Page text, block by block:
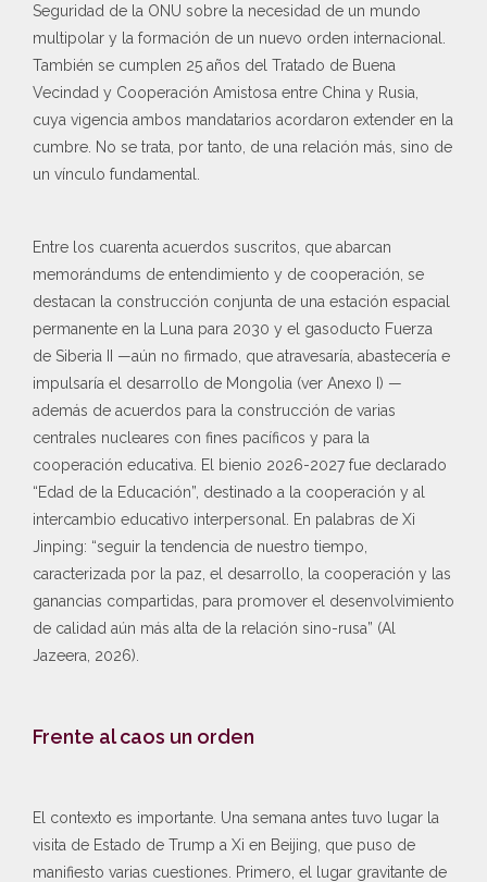
Seguridad de la ONU sobre la necesidad de un mundo
multipolar y la formación de un nuevo orden internacional.
También se cumplen 25 años del Tratado de Buena
Vecindad y Cooperación Amistosa entre China y Rusia,
cuya vigencia ambos mandatarios acordaron extender en la
cumbre. No se trata, por tanto, de una relación más, sino de
un vínculo fundamental.
Entre los cuarenta acuerdos suscritos, que abarcan
memorándums de entendimiento y de cooperación, se
destacan la construcción conjunta de una estación espacial
permanente en la Luna para 2030 y el gasoducto Fuerza
de Siberia II —aún no firmado, que atravesaría, abastecería e
impulsaría el desarrollo de Mongolia (ver Anexo I) —
además de acuerdos para la construcción de varias
centrales nucleares con fines pacíficos y para la
cooperación educativa. El bienio 2026-2027 fue declarado
“Edad de la Educación”, destinado a la cooperación y al
intercambio educativo interpersonal. En palabras de Xi
Jinping: “seguir la tendencia de nuestro tiempo,
caracterizada por la paz, el desarrollo, la cooperación y las
ganancias compartidas, para promover el desenvolvimiento
de calidad aún más alta de la relación sino-rusa” (Al
Jazeera, 2026).
Frente al caos un orden
El contexto es importante. Una semana antes tuvo lugar la
visita de Estado de Trump a Xi en Beijing, que puso de
manifiesto varias cuestiones. Primero, el lugar gravitante de